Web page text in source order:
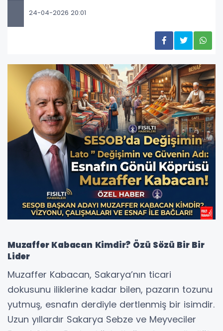
24-04-2026 20:01
Muzaffer Kabacan Kimdir? Özü Sözü Bir Bir
Lider
Muzaffer Kabacan, Sakarya’nın ticari
dokusunu iliklerine kadar bilen, pazarın tozunu
yutmuş, esnafın derdiyle dertlenmiş bir isimdir.
Uzun yıllardır Sakarya Sebze ve Meyveciler